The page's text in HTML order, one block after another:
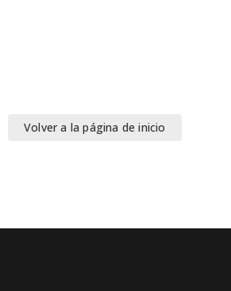
Volver a la página de inicio